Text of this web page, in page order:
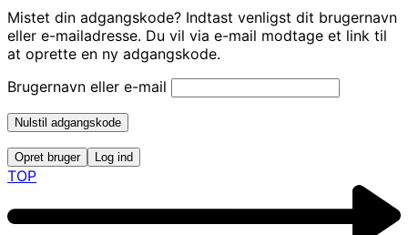
Mistet din adgangskode? Indtast venligst dit brugernavn
eller e-mailadresse. Du vil via e-mail modtage et link til
at oprette en ny adgangskode.
Brugernavn eller e-mail
Nulstil adgangskode
Opret bruger Log ind
TOP